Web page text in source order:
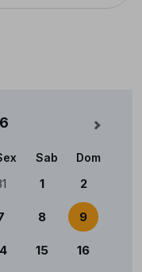
Mês
Sab Dom
1 2
8 9
15 16